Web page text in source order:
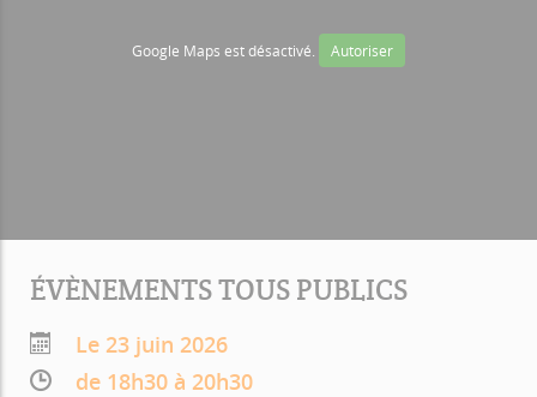
Google Maps est désactivé. Autoriser
ÉVÈNEMENTS TOUS PUBLICS
Le 23 juin 2026
de 18h30 à 20h30